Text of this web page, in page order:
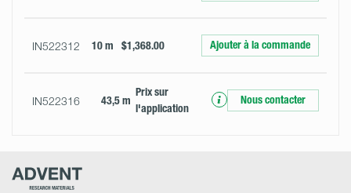
IN522312 10 m $1,368.00 Ajouter à la commande
IN522316 43,5 m
Prix ​​sur
l'application
Nous contacter
Advent